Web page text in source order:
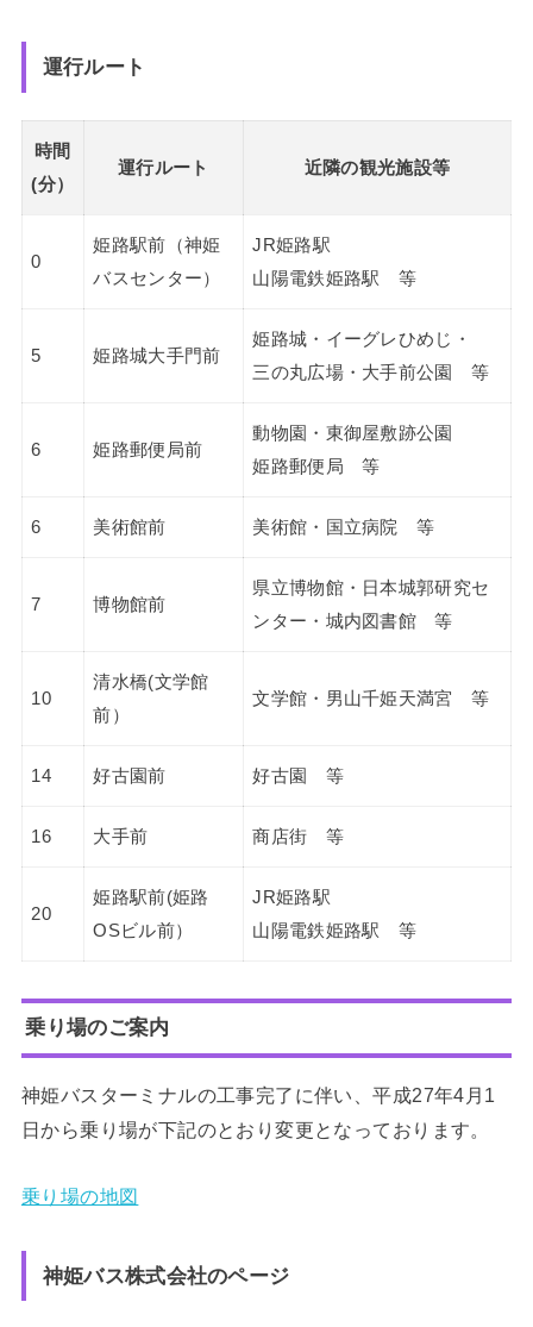
運行ルート
時間
(分）
運行ルート 近隣の観光施設等
0
姫路駅前（神姫
バスセンター）
JR姫路駅
山陽電鉄姫路駅 等
5 姫路城大手門前
姫路城・イーグレひめじ・
三の丸広場・大手前公園 等
6 姫路郵便局前
動物園・東御屋敷跡公園
姫路郵便局 等
6 美術館前 美術館・国立病院 等
7 博物館前
県立博物館・日本城郭研究セ
ンター・城内図書館 等
10
清水橋(文学館
前）
文学館・男山千姫天満宮 等
14 好古園前 好古園 等
16 大手前 商店街 等
20
姫路駅前(姫路
OSビル前）
JR姫路駅
山陽電鉄姫路駅 等
乗り場のご案内
神姫バスターミナルの工事完了に伴い、平成27年4月1
日から乗り場が下記のとおり変更となっております。
乗り場の地図
神姫バス株式会社のページ